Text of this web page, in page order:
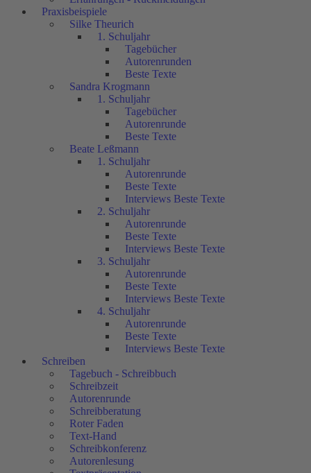
Praxisbeispiele
Silke Theurich
1. Schuljahr
Tagebücher
Autorenrunden
Beste Texte
Sandra Krogmann
1. Schuljahr
Tagebücher
Autorenrunde
Beste Texte
Beate Leßmann
1. Schuljahr
Autorenrunde
Beste Texte
Interviews Beste Texte
2. Schuljahr
Autorenrunde
Beste Texte
Interviews Beste Texte
3. Schuljahr
Autorenrunde
Beste Texte
Interviews Beste Texte
4. Schuljahr
Autorenrunde
Beste Texte
Interviews Beste Texte
Schreiben
Tagebuch - Schreibbuch
Schreibzeit
Autorenrunde
Schreibberatung
Roter Faden
Text-Hand
Schreibkonferenz
Autorenlesung